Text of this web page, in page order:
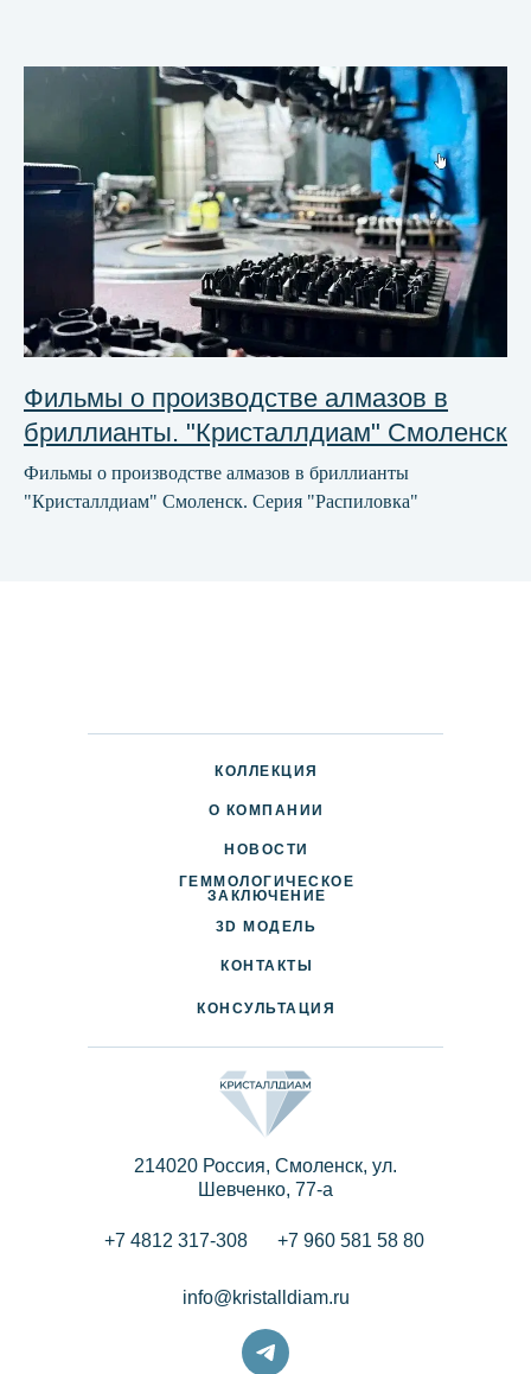
Фильмы о производстве алмазов в
бриллианты. "Кристаллдиам" Смоленск
Фильмы о производстве алмазов в бриллианты
"Кристаллдиам" Смоленск. Серия "Распиловка"
info@kristalldiam.ru
214020 Россия, Смоленск, ул.
Шевченко, 77-a
+7 4812 317-308 +7 960 581 58 80
КОНТАКТЫ
КОЛЛЕКЦИЯ
НОВОСТИ
О КОМПАНИИ
ДОСТАВКА И ОПЛАТА
ПАРТНЕРАМ
3D МОДЕЛЬ
КОНСУЛЬТАЦИЯ
ГЕММОЛОГИЧЕСКОЕ
ЗАКЛЮЧЕНИЕ